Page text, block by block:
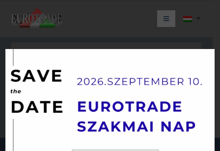
Keresés